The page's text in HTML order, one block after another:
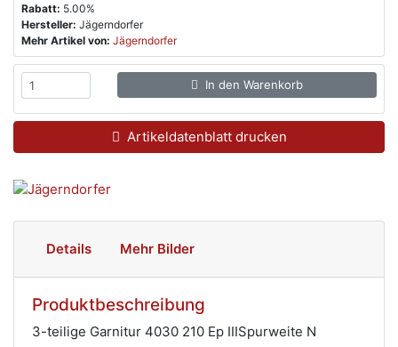
Rabatt: 5.00%
Hersteller: Jägerndorfer
Mehr Artikel von: Jägerndorfer
In den Warenkorb
Artikeldatenblatt drucken
Details Mehr Bilder
Produktbeschreibung
3-teilige Garnitur 4030 210 Ep IIISpurweite N